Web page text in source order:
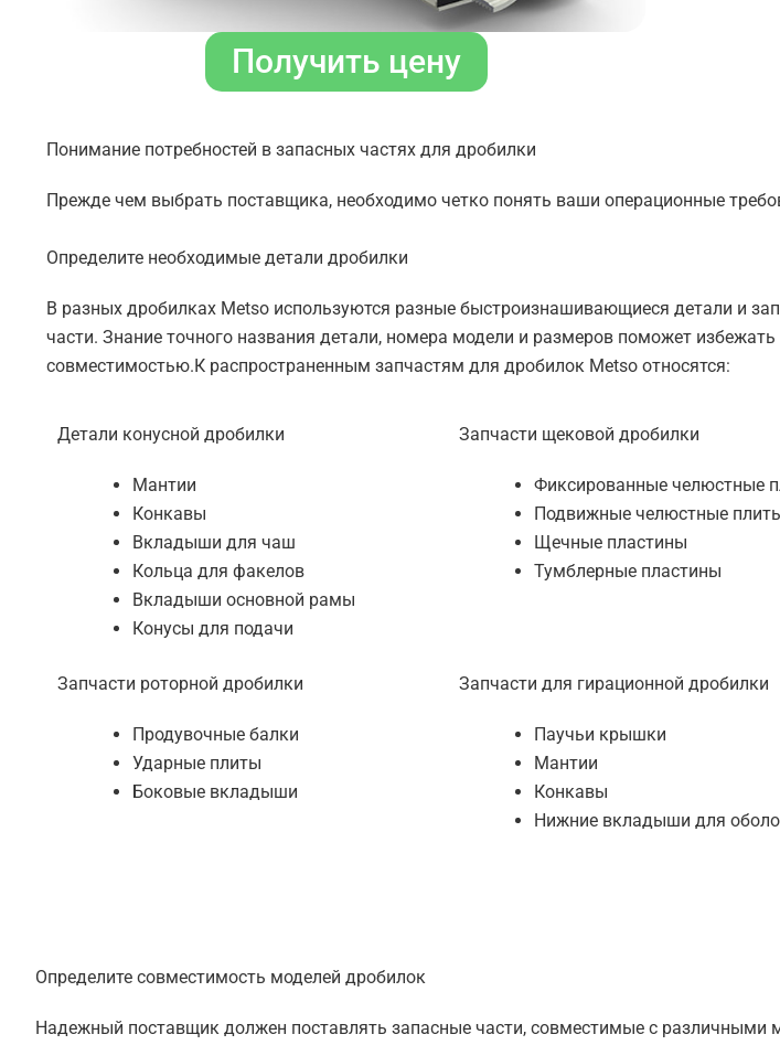
Получить цену
Понимание потребностей в запасных частях для дробилки
Прежде чем выбрать поставщика, необходимо четко понять ваши операционные
Определите необходимые детали дробилки
В разных дробилках Metso используются разные быстроизнашивающиеся детали и
части. Знание точного названия детали, номера модели и размеров поможет
совместимостью.К распространенным запчастям для дробилок Metso относятся:
Детали конусной дробилки
Мантии
Конкавы
Вкладыши для чаш
Кольца для факелов
Вкладыши основной рамы
Конусы для подачи
Запчасти щековой дробилки
Фиксированные челюстные
Подвижные челюстные
Щечные пластины
Тумблерные пластины
Запчасти роторной дробилки
Продувочные балки
Ударные плиты
Боковые вкладыши
Запчасти для гирационной дробилки
Паучьи крышки
Мантии
Конкавы
Нижние вкладыши для
Определите совместимость моделей дробилок
Надежный поставщик должен поставлять запасные части, совместимые с различными